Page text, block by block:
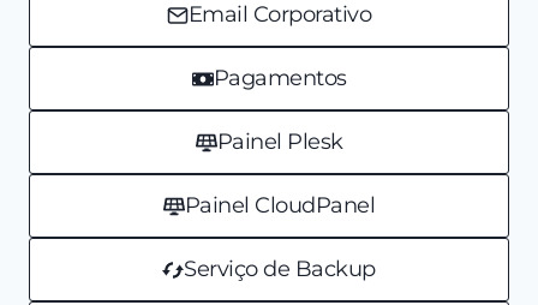
Email Corporativo
Pagamentos
Painel Plesk
Painel CloudPanel
Serviço de Backup